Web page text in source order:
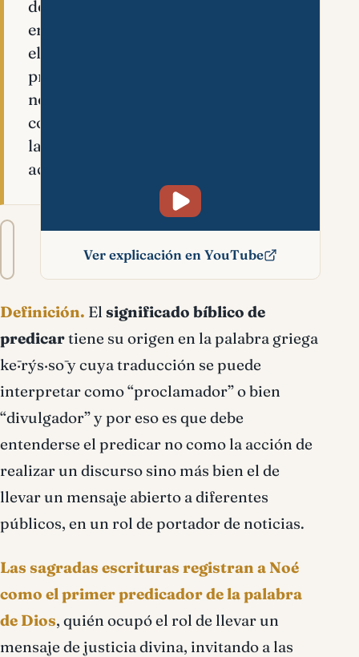
debe
entenderse
el
predicar
no
como
la
acción…
Tamaño
A− A+
bíblico
Ver explicación en YouTube
Definición. El significado bíblico de
predicartiene su origen en la palabra griega
kē·rýs·sō y cuya traducción se puede
interpretar como “proclamador” o bien
“divulgador” y por eso es que debe
entenderse el predicar no como la acción de
realizar un discurso sino más bien el de
llevar un mensaje abierto a diferentes
públicos, en un rol de portador de noticias.
Las sagradas escrituras registran a Noé
como el primer predicador de la palabra
de Dios, quién ocupó el rol de llevar un
mensaje de justicia divina, invitando a las